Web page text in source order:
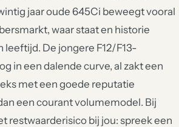
jaar oude 645Ci beweegt vooral
waar staat en historie
leeftijd. De jongere F12/F13-
in een dalende curve, al zakt een
met een goede reputatie
een courant volumemodel. Bij
restwaarderisico bij jou: spreek een